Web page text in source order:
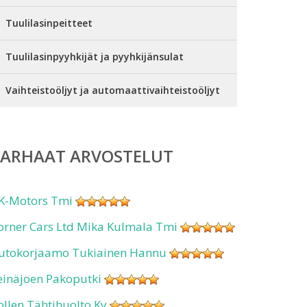
Tuulilasinpeitteet
Tuulilasinpyyhkijät ja pyyhkijänsulat
Vaihteistoöljyt ja automaattivaihteistoöljyt
ARVOSTELUT
Motors Tmi
Cars Ltd Mika Kulmala Tmi
Tukiainen Hannu
Pakoputki